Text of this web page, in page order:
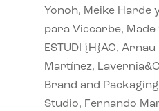
Yonoh, Meike Harde
para Viccarbe, Made
ESTUDI {H}AC,
Martínez,
Brand and
Studio, Fernando